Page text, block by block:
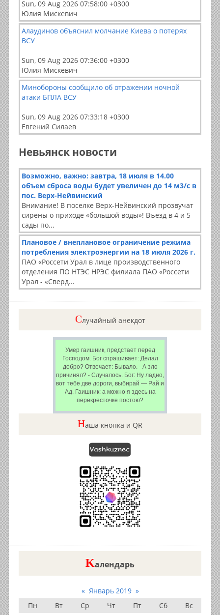
Sun, 09 Aug 2026 07:58:00 +0300
Юлия Мискевич
Алаудинов объяснил молчание Киева о потерях
ВСУ
Sun, 09 Aug 2026 07:36:00 +0300
Юлия Мискевич
Минобороны сообщило об отражении ночной
атаки БПЛА ВСУ
Sun, 09 Aug 2026 07:33:18 +0300
Евгений Силаев
Невьянск новости
Возможно, важно: завтра, 18 июля в 14.00
объем сброса воды будет увеличен до 14 м3/с в
пос. Верх-Нейвинский
Внимание! В поселке Верх-Нейвинский прозвучат
сирены о приходе «большой воды»! Въезд в 4 и 5
сады по...
Плановое / внеплановое ограничение режима
потребления электроэнергии на 18 июля 2026 г.
ПАО «Россети Урал в лице производственного
отделения ПО НТЭС НРЭС филиала ПАО «Россети
Урал - «Сверд...
Cлучайный анекдот
Умер гаишник, предстает перед
Господом. Бог спрашивает: Делал
добро? Отвечает: Бывало. - А зло
причинял? - Случалось. Бог: Ну ладно,
вот тебе две дороги, выбирай — Рай и
Ад. Гаишник: а можно я здесь на
перекресточке постою?
Наша кнопка и QR
Kалендарь
« Январь 2019 »
Пн
Вт Ср Чт Пт Сб
Вс